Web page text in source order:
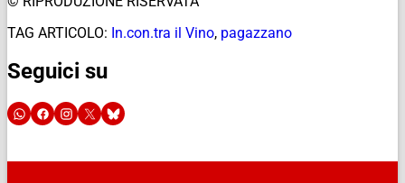
TAG ARTICOLO: In.con.tra il Vino, pagazzano
Seguici su